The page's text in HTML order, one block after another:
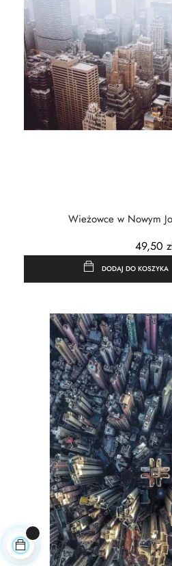
Wieżowce w Nowym
49,50
DODAJ DO KOSZYKA